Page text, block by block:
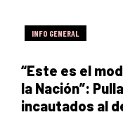
INFO GENERAL
“Este es el
la Nación”:
incautados al